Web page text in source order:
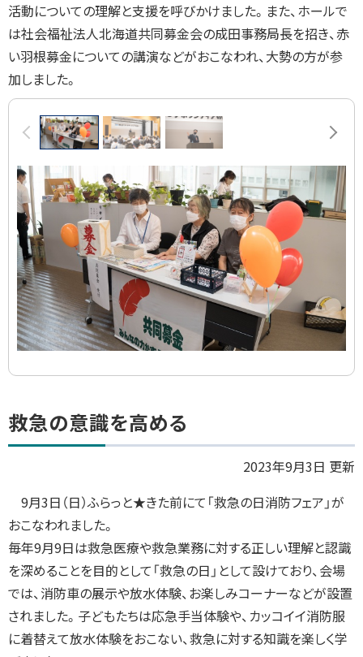
活動についての理解と支援を呼びかけました。 また、ホールで
は社会福祉法人北海道共同募金会の成田事務局長を招き、赤
い羽根募金についての講演などがおこなわれ、大勢の方が参
加しました。
画
ラ
イ
ド
集
前へ 次へ
ト
ッ
る
救急の意識を高める
2023年9月3日 更新
9月3日（日）ふらっと★きた前にて「救急の日消防フェア」が
おこなわれました。
毎年9月9日は救急医療や救急業務に対する正しい理解と認識
を深めることを目的として「救急の日」として設けており、会場
では、消防車の展示や放水体験、お楽しみコーナーなどが設置
されました。 子どもたちは応急手当体験や、カッコイイ消防服
に着替えて放水体験をおこない、救急に対する知識を楽しく学